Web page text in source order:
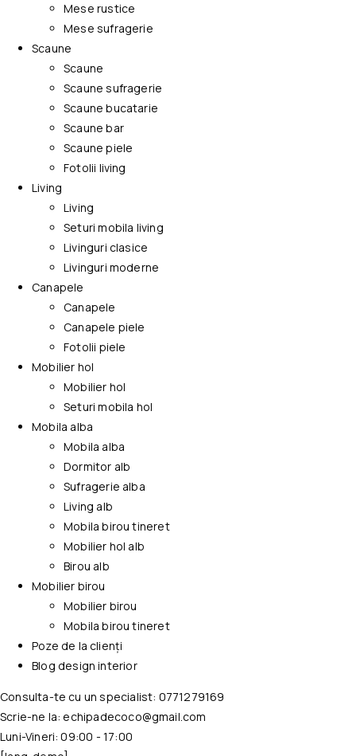
Mese rustice
Mese sufragerie
Scaune
Scaune
Scaune sufragerie
Scaune bucatarie
Scaune bar
Scaune piele
Fotolii living
Living
Living
Seturi mobila living
Livinguri clasice
Livinguri moderne
Canapele
Canapele
Canapele piele
Fotolii piele
Mobilier hol
Mobilier hol
Seturi mobila hol
Mobila alba
Mobila alba
Dormitor alb
Sufragerie alba
Living alb
Mobila birou tineret
Mobilier hol alb
Birou alb
Mobilier birou
Mobilier birou
Mobila birou tineret
Poze de la clienți
Blog design interior
Consulta-te cu un specialist: 0771279169
Scrie-ne la:echipadecoco@gmail.com
Luni-Vineri: 09:00 - 17:00